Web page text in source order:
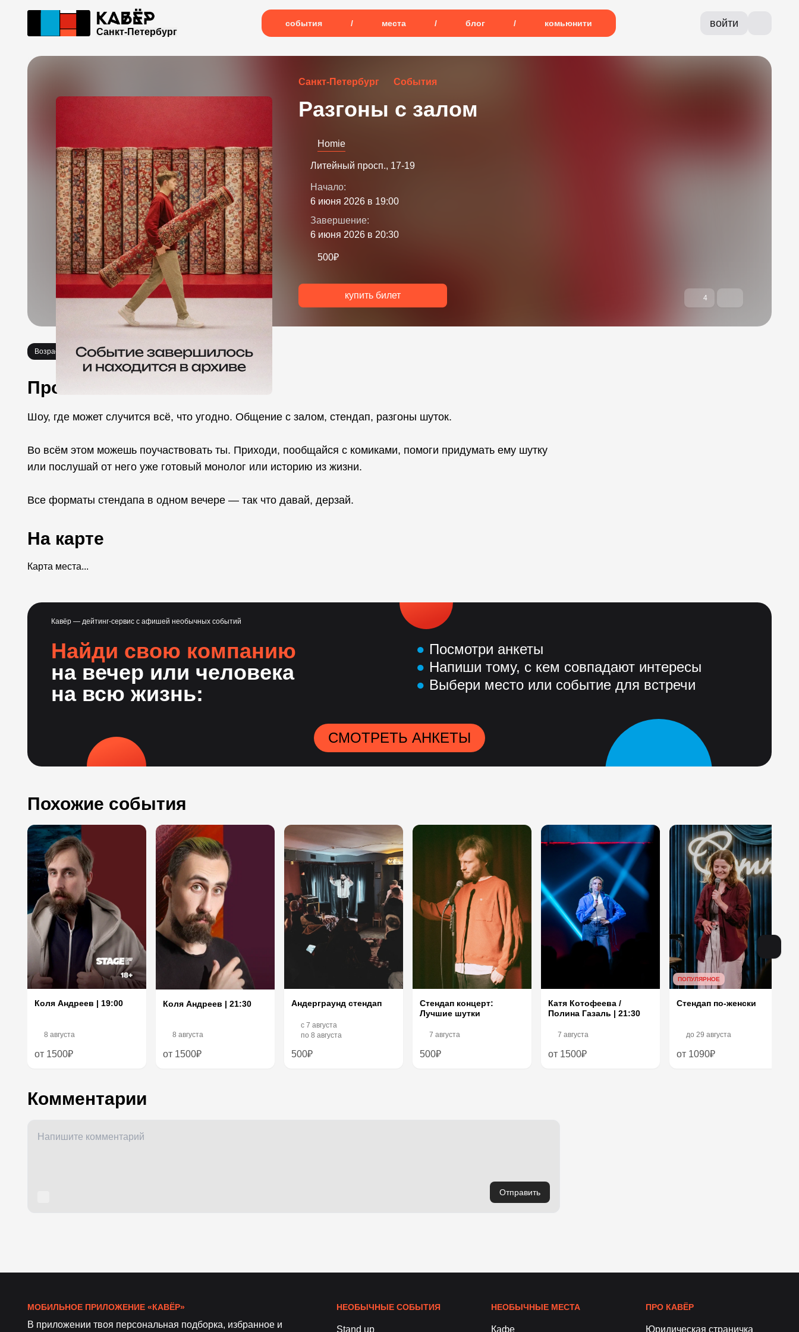
Санкт-Петербург
события / места / блог / комьюнити войти
Санкт-Петербург События
Разгоны с залом
купить билет 4
Homie
Литейный просп., 17-19
Начало:
6 июня 2026 в 19:00
Завершение:
6 июня 2026 в 20:30
500₽
Возраст 18+ Стендап
Про событие
Шоу, где может случится всё, что угодно. Общение с залом, стендап, разгоны шуток.
Во всём этом можешь поучаствовать ты. Приходи, пообщайся с комиками, помоги придумать ему шутку
или послушай от него уже готовый монолог или историю из жизни.
Все форматы стендапа в одном вечере — так что давай, дерзай.
На карте
Карта места...
Кавёр — дейтинг-сервис с афишей необычных событий
Найди свою компанию
на вечер или человека
на всю жизнь:
● Посмотри анкеты
● Напиши тому, с кем совпадают интересы
● Выбери место или событие для встречи
СМОТРЕТЬ АНКЕТЫ
Похожие события
Коля Андреев | 19:00
8 августа
от 1500₽
Коля Андреев | 21:30
8 августа
от 1500₽
Андерграунд стендап
c 7 августа
по 8 августа
500₽
Стендап концерт:
Лучшие шутки
7 августа
500₽
Катя Котофеева /
Полина Газаль | 21:30
7 августа
от 1500₽
ПОПУЛЯРНОЕ
Стендап по-женски
до 29 августа
от 1090₽
Комментарии
Отправить
МОБИЛЬНОЕ ПРИЛОЖЕНИЕ «КАВЁР»
В приложении твоя персональная подборка, избранное и
НЕОБЫЧНЫЕ СОБЫТИЯ
Stand up
НЕОБЫЧНЫЕ МЕСТА
Кафе
ПРО КАВЁР
Юридическая страничка